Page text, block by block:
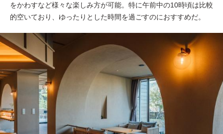
をかわすなど様々な楽しみ方が可能。特に午前中の10時頃は比較
的空いており、ゆったりとした時間を過ごすのにおすすめだ。